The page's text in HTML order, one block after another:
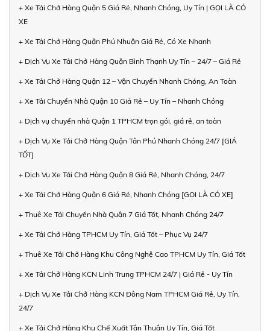
+ Xe Tải Chở Hàng Quận 5 Giá Rẻ, Nhanh Chóng, Uy Tín | GỌI LÀ CÓ
XE
+ Xe Tải Chở Hàng Quận Phú Nhuận Giá Rẻ, Có Xe Nhanh
+ Dịch Vụ Xe Tải Chở Hàng Quận Bình Thạnh Uy Tín – 24/7 – Giá Rẻ
+ Xe Tải Chở Hàng Quận 12 – Vận Chuyển Nhanh Chóng, An Toàn
+ Xe Tải Chuyển Nhà Quận 10 Giá Rẻ – Uy Tín – Nhanh Chóng
+ Dịch vụ chuyển nhà Quận 1 TPHCM trọn gói, giá rẻ, an toàn
+ Dịch Vụ Xe Tải Chở Hàng Quận Tân Phú Nhanh Chóng 24/7 [GIÁ
TỐT]
+ Dịch Vụ Xe Tải Chở Hàng Quận 8 Giá Rẻ, Nhanh Chóng, 24/7
+ Xe Tải Chở Hàng Quận 6 Giá Rẻ, Nhanh Chóng [GỌI LÀ CÓ XE]
+ Thuê Xe Tải Chuyển Nhà Quận 7 Giá Tốt, Nhanh Chóng 24/7
+ Xe Tải Chở Hàng TPHCM Uy Tín, Giá Tốt – Phục Vụ 24/7
+ Thuê Xe Tải Chở Hàng Khu Công Nghệ Cao TPHCM Uy Tín, Giá Tốt
+ Xe Tải Chở Hàng KCN Linh Trung TPHCM 24/7 | Giá Rẻ - Uy Tín
+ Dịch Vụ Xe Tải Chở Hàng KCN Đông Nam TPHCM Giá Rẻ, Uy Tín,
24/7
+ Xe Tải Chở Hàng Khu Chế Xuất Tân Thuận Uy Tín, Giá Tốt